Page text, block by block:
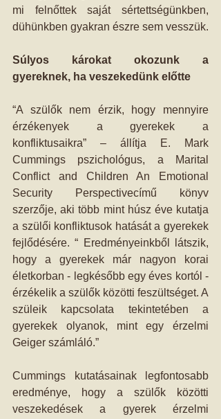
mi felnőttek saját sértettségünkben,
Súlyos károkat okozunk a
gyereknek, ha veszekedünk előtte
“A szülők nem érzik, hogy mennyire
érzékenyek a gyerekek a
konfliktusaikra” – állítja E. Mark
Cummings pszichológus, a Marital
Conflict and Children An Emotional
Security Perspectivecímű könyv
szerzője, aki több mint húsz éve kutatja
a szülői konfliktusok hatását a gyerekek
fejlődésére. “ Eredményeinkből látszik,
hogy a gyerekek már nagyon korai
életkorban - legkésőbb egy éves kortól -
érzékelik a szülők közötti feszültséget. A
szüleik kapcsolata tekintetében a
gyerekek olyanok, mint egy érzelmi
Geiger számláló.”
Cummings kutatásainak legfontosabb
eredménye, hogy a szülők közötti
veszekedések a gyerek érzelmi